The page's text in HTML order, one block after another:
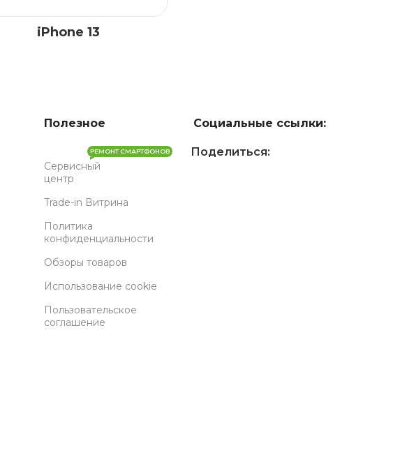
iPhone 13
Полезное
Сервисный
центр
РЕМОНТ СМАРТФОНОВ
Trade-in Витрина
Политика
конфиденциальности
Обзоры товаров
Использование cookie
Пользовательское
соглашение
Социальные ссылки:
Поделиться: